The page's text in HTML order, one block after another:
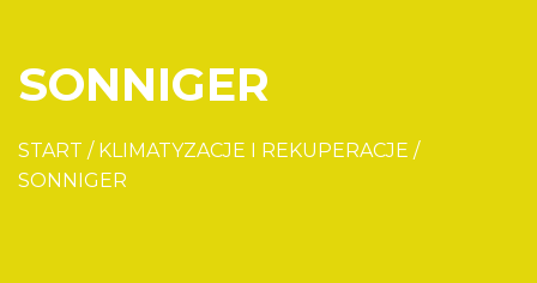
SONNIGER
START / KLIMATYZACJE I REKUPERACJE /
SONNIGER